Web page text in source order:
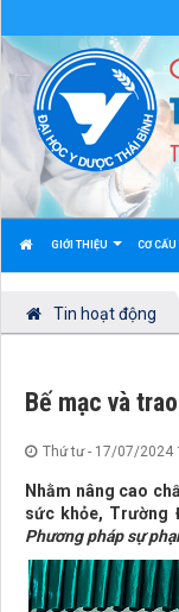
GIỚI THIỆU CƠ CẤU
Tin hoạt động
Bế mạc và
Thứ tư - 17/07/2024
Nhằm nâng cao
sức khỏe, Trường
Phương pháp sự